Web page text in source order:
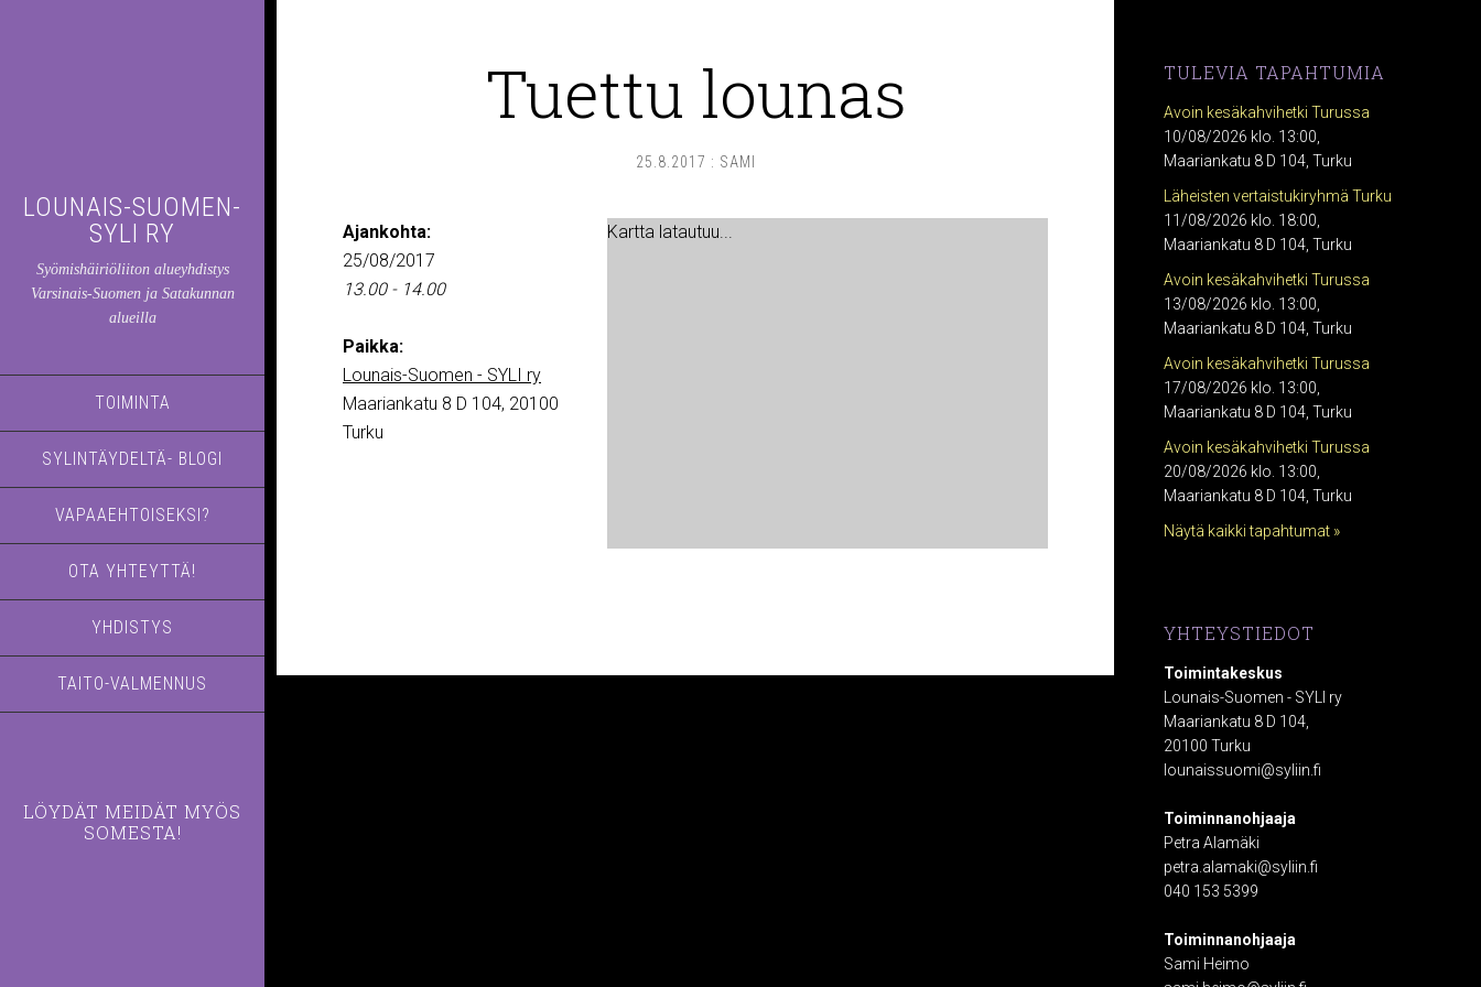
LOUNAIS-SUOMEN-
SYLI RY
Syömishäiriöliiton alueyhdistys
Varsinais-Suomen ja Satakunnan
alueilla
TOIMINTA
SYLINTÄYDELTÄ- BLOGI
VAPAAEHTOISEKSI?
OTA YHTEYTTÄ!
YHDISTYS
TAITO-VALMENNUS
LÖYDÄT MEIDÄT MYÖS
SOMESTA!
Tuettu lounas
25.8.2017 : SAMI
Kartta latautuu...
Ajankohta:
25/08/2017
13.00 - 14.00
Paikka:
Lounais-Suomen - SYLI ry
Maariankatu 8 D 104, 20100
Turku
TULEVIA TAPAHTUMIA
Avoin kesäkahvihetki Turussa
10/08/2026 klo. 13:00,
Maariankatu 8 D 104, Turku
Läheisten vertaistukiryhmä Turku
11/08/2026 klo. 18:00,
Maariankatu 8 D 104, Turku
Avoin kesäkahvihetki Turussa
13/08/2026 klo. 13:00,
Maariankatu 8 D 104, Turku
Avoin kesäkahvihetki Turussa
17/08/2026 klo. 13:00,
Maariankatu 8 D 104, Turku
Avoin kesäkahvihetki Turussa
20/08/2026 klo. 13:00,
Maariankatu 8 D 104, Turku
Näytä kaikki tapahtumat »
YHTEYSTIEDOT
Toimintakeskus
Lounais-Suomen - SYLI ry
Maariankatu 8 D 104,
20100 Turku
lounaissuomi@syliin.fi
Toiminnanohjaaja
Petra Alamäki
petra.alamaki@syliin.fi
040 153 5399
Toiminnanohjaaja
Sami Heimo